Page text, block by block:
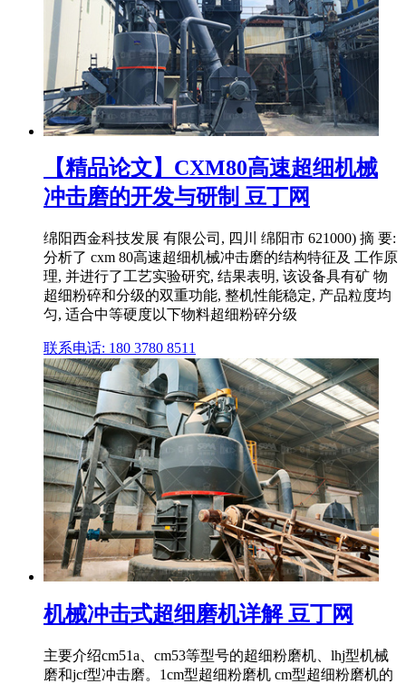
【精品论文】CXM80高速超细机械
冲击磨的开发与研制 豆丁网
绵阳西金科技发展 有限公司, 四川 绵阳市 621000) 摘 要:
分析了 cxm 80高速超细机械冲击磨的结构特征及 工作原
理, 并进行了工艺实验研究, 结果表明, 该设备具有矿 物
超细粉碎和分级的双重功能, 整机性能稳定, 产品粒度均
匀, 适合中等硬度以下物料超细粉碎分级
联系电话: 180 3780 8511
机械冲击式超细磨机详解 豆丁网
主要介绍cm51a、cm53等型号的超细粉磨机、lhj型机械
磨和jcf型冲击磨。1cm型超细粉磨机 cm型超细粉磨机的